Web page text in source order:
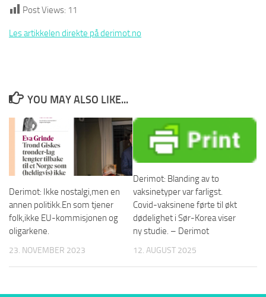
Post Views: 11
Les artikkelen direkte på derimot.no
YOU MAY ALSO LIKE...
Derimot: Ikke nostalgi,men en
annen politikk.En som tjener
folk,ikke EU-kommisjonen og
oligarkene.
23. NOVEMBER 2023
Derimot: Blanding av to
vaksinetyper var farligst.
Covid-vaksinene førte til økt
dødelighet i Sør-Korea viser
ny studie. – Derimot
12. AUGUST 2025